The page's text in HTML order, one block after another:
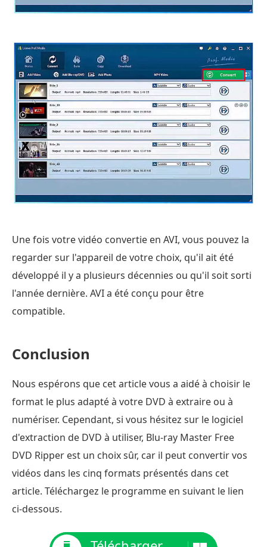
Une fois votre vidéo convertie en AVI, vous pouvez la
regarder sur l'appareil de votre choix, qu'il ait été
développé il y a plusieurs décennies ou qu'il soit sorti
l'année dernière. AVI a été conçu pour être
compatible.
Conclusion
Nous espérons que cet article vous a aidé à choisir le
format le plus adapté à votre DVD à extraire ou à
numériser. Cependant, si vous hésitez sur le logiciel
d'extraction de DVD à utiliser, Blu-ray Master Free
DVD Ripper est un choix sûr, car il peut convertir vos
vidéos dans les cinq formats présentés dans cet
article. Téléchargez le programme en suivant le lien
ci-dessous.